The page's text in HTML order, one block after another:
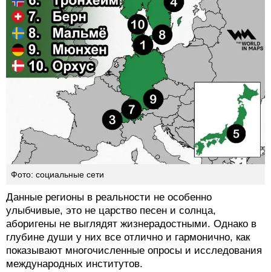
Фото: социальные сети
Данные регионы в реальности не особенно
улыбчивые, это не царство песен и солнца,
аборигены не выглядят жизнерадостными. Однако в
глубине души у них все отлично и гармонично, как
показывают многочисленные опросы и исследования
международных институтов.